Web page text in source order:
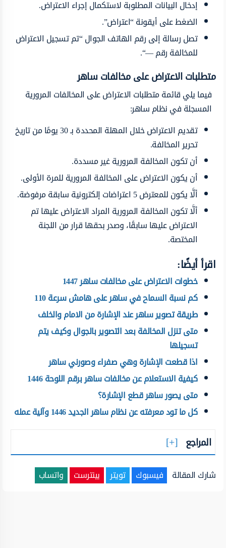
إدخال البيانات المطلوبة لاستكمال إجراء الاعتراض.
الضغط على أيقونة “اعتراض”.
تصل رسالة إلى رقم الهاتف الجوال “تم تسجيل الاعتراض
للمخالفة رقم —“.
متطلبات الاعتراض على مخالفات ساهر
فيما يلي قائمة متطلبات الاعتراض على المخالفات المرورية
المسجلة في نظام ساهر:
تقديم الاعتراض خلال المهلة المحددة بـ 30 يومًا من تاريخ
تحرير المخالفة.
أن تكون المخالفة المرورية غير مسددة.
أن يكون الاعتراض على المخالفة المرورية للمرة الأولى.
ألَّا يكون للمعترض 5 اعتراضات إلكترونية سابقة مرفوضة.
ألَّا تكون المخالفة المرورية المراد الاعتراض عليها تم
الاعتراض عليها سابقًا، وصدر بحقها قرار من اللجنة
المختصة.
اقرأ أيضًا:
خطوات الاعتراض على مخالفات ساهر 1447
كم نسبة السماح في ساهر على هامش سرعة 110
طريقة تصوير ساهر عند الإشارة من الامام والخلف
متى تنزل المخالفة بعد التصوير بالجوال وكيف يتم
تسجيلها
اذا قطعت الإشارة وهي صفراء وصورني ساهر
كيفية الاستعلام عن مخالفات ساهر برقم اللوحة 1446
متى يصور ساهر قطع الإشارة؟
كل ما تود معرفته عن نظام ساهر الجديد 1446 وآلية عمله
المراجع
شارك المقالة فيسبوك تويتر بينترست واتساب